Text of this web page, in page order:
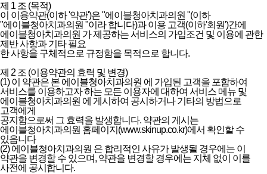
제 1 조 (목적)
이 이용약관(이하 '약관')은 "에이블청아치과의원 "(이하
"에이블청아치과의원 "이라 합니다)과 이용 고객(이하'회원')간에
에이블청아치과의원 가 제공하는 서비스의 가입조건 및 이용에 관한
제반 사항과 기타 필요
한 사항을 구체적으로 규정함을 목적으로 합니다.
제 2 조 (이용약관의 효력 및 변경)
(1) 이 약관은 본 에이블청아치과의원 에 가입된 고객을 포함하여
서비스를 이용하고자 하는 모든 이용자에 대하여 서비스 메뉴 및
에이블청아치과의원 에 게시하여 공시하거나 기타의 방법으로
고객에게
공지함으로써 그 효력을 발생합니다. 약관의 게시는
에이블청아치과의원 홈페이지(www.skinup.co.kr)에서 확인할 수
있읍니다
(2) 에이블청아치과의원 은 합리적인 사유가 발생될 경우에는 이
약관을 변경할 수 있으며, 약관을 변경할 경우에는 지체 없이 이를
사전에 공시합니다.